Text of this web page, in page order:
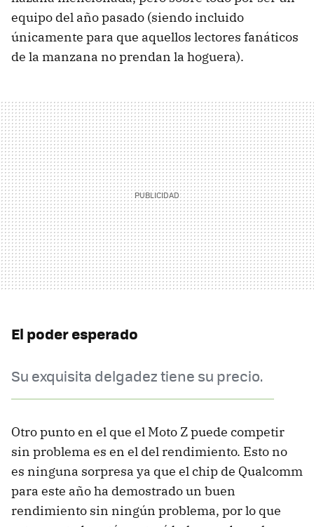
equipo del año pasado (siendo incluido
únicamente para que aquellos lectores fanáticos
de la manzana no prendan la hoguera).
El poder esperado
Su exquisita delgadez tiene su precio.
Otro punto en el que el Moto Z puede competir
sin problema es en el del rendimiento. Esto no
es ninguna sorpresa ya que el chip de Qualcomm
para este año ha demostrado un buen
rendimiento sin ningún problema, por lo que